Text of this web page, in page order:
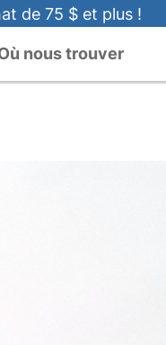
de 75 $ et plus !
nous trouver